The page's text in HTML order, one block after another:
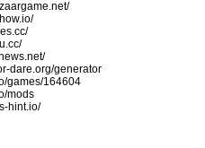
dare.org/generator
games/164604
mods
hint.io/